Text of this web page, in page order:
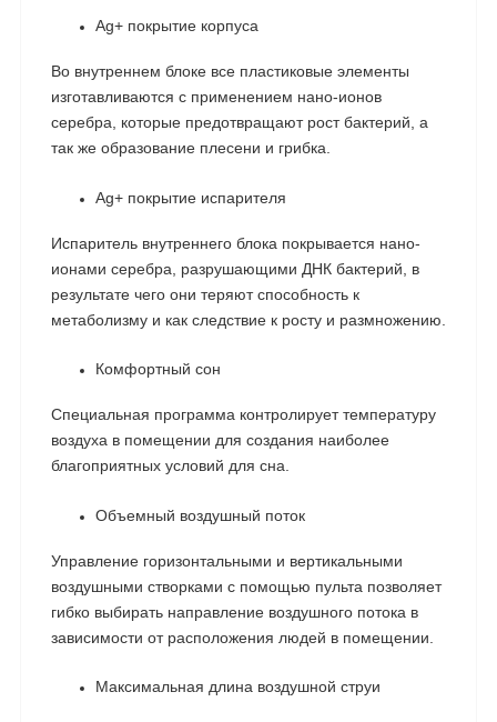
Ag+ покрытие корпуса
Во внутреннем блоке все пластиковые элементы
изготавливаются с применением нано-ионов
серебра, которые предотвращают рост бактерий, а
так же образование плесени и грибка.
Ag+ покрытие испарителя
Испаритель внутреннего блока покрывается нано-
ионами серебра, разрушающими ДНК бактерий, в
результате чего они теряют способность к
метаболизму и как следствие к росту и размножению.
Комфортный сон
Специальная программа контролирует температуру
воздуха в помещении для создания наиболее
благоприятных условий для сна.
Объемный воздушный поток
Управление горизонтальными и вертикальными
воздушными створками с помощью пульта позволяет
гибко выбирать направление воздушного потока в
зависимости от расположения людей в помещении.
Максимальная длина воздушной струи